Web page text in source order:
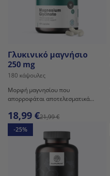
Γλυκινικό μαγνήσιο
250 mg
180 κάψουλες
Μορφή μαγνησίου που
απορροφάται αποτελεσματικά
18,99 €21,99 €
-25%